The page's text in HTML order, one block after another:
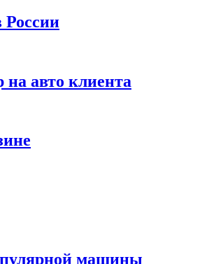
России
на авто клиента
машины